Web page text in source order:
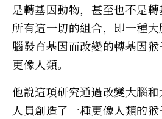
是轉基因動物，甚至也不是
所有這一切的組合，即一種
腦發育基因而改變的轉基因
更像人類。」
他說這項研究通過改變大腦
人員創造了一種更像人類的